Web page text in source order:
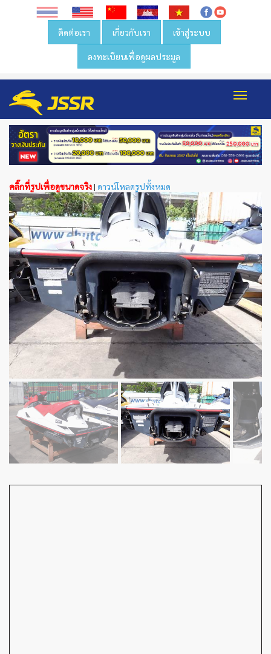
ติดต่อเรา เกี่ยวกับเรา เข้าสู่ระบบ
ลงทะเบียนเพื่อดูผลประมูล
คลิ๊กที่รูปเพื่อดูขนาดจริง| ดาวน์โหลดรูปทั้งหมด